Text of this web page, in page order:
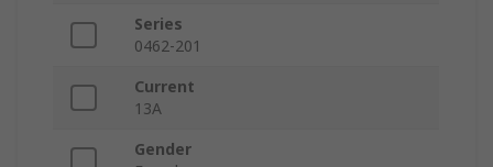
Series
0462-201
Current
13A
Gender